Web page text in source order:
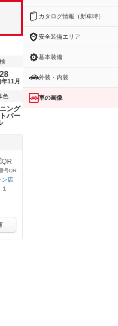
11月
色
ング
パー
号QR
店
カタログ情報（新車時）
安全装備エリア
基本装備
外装・内装
車の画像